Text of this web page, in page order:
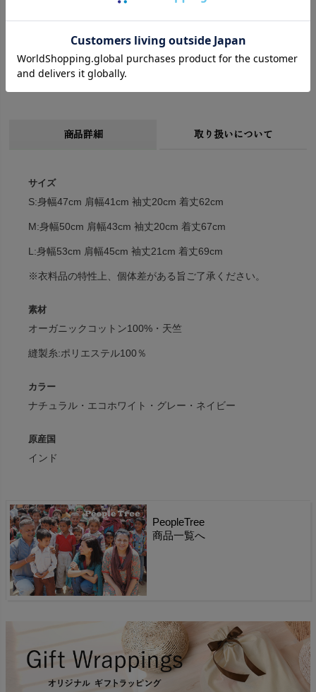
●ピープルツリーはWFTO（世界フェアトレード連盟）の
「フェアトレード10の指針」に基づいて、環境負荷の小さい
自然素材や手仕事を活かしたものづくりをしています。
●有害な農薬や化学肥料を使わないオーガニックコットン
は、作り手の健康と環境を守ります。
商品詳細 取り扱いについて
サイズ
S:身幅47cm 肩幅41cm 袖丈20cm 着丈62cm
M:身幅50cm 肩幅43cm 袖丈20cm 着丈67cm
L:身幅53cm 肩幅45cm 袖丈21cm 着丈69cm
※衣料品の特性上、個体差がある旨ご了承ください。
素材
オーガニックコットン100%・天竺
縫製糸:ポリエステル100％
カラー
ナチュラル・エコホワイト・グレー・ネイビー
原産国
インド
PeopleTree
商品一覧へ